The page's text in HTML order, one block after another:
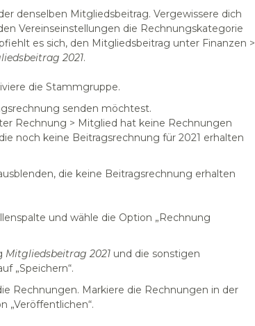
denselben Mitgliedsbeitrag. Vergewissere dich
Vereinseinstellungen die Rechnungskategorie
es sich, den Mitgliedsbeitrag unter Finanzen >
2021.
die Stammgruppe.
senden möchtest.
Rechnung > Mitglied hat keine Rechnungen
noch keine Beitragsrechnung für 2021 erhalten
die keine Beitragsrechnung erhalten
und wähle die Option „Rechnung
Mitgliedsbeitrag 2021und die sonstigen
„Speichern“.
Rechnungen. Markiere die Rechnungen in der
„Veröffentlichen“.